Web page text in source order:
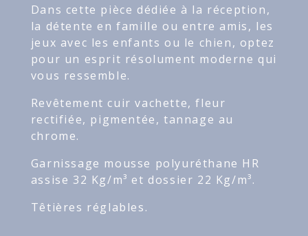
Dans cette pièce dédiée à la réception,
la détente en famille ou entre amis, les
jeux avec les enfants ou le chien, optez
pour un esprit résolument moderne qui
vous ressemble.
Revêtement cuir vachette, fleur
rectifiée, pigmentée, tannage au
chrome.
Garnissage mousse polyuréthane HR
assise 32 Kg/m³ et dossier 22 Kg/m³.
Têtières réglables.